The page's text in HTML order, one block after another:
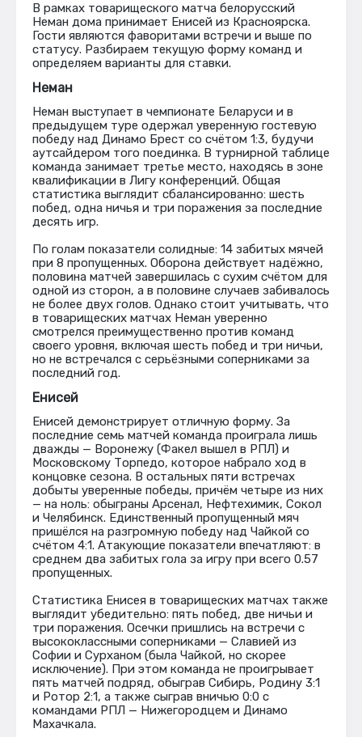
В рамках товарищеского матча белорусский
Неман дома принимает Енисей из Красноярска.
Гости являются фаворитами встречи и выше по
статусу. Разбираем текущую форму команд и
определяем варианты для ставки.
Неман
Неман выступает в чемпионате Беларуси и в
предыдущем туре одержал уверенную гостевую
победу над Динамо Брест со счётом 1:3, будучи
аутсайдером того поединка. В турнирной таблице
команда занимает третье место, находясь в зоне
квалификации в Лигу конференций. Общая
статистика выглядит сбалансированно: шесть
побед, одна ничья и три поражения за последние
десять игр.
По голам показатели солидные: 14 забитых мячей
при 8 пропущенных. Оборона действует надёжно,
половина матчей завершилась с сухим счётом для
одной из сторон, а в половине случаев забивалось
не более двух голов. Однако стоит учитывать, что
в товарищеских матчах Неман уверенно
смотрелся преимущественно против команд
своего уровня, включая шесть побед и три ничьи,
но не встречался с серьёзными соперниками за
последний год.
Енисей
Енисей демонстрирует отличную форму. За
последние семь матчей команда проиграла лишь
дважды — Воронежу (Факел вышел в РПЛ) и
Московскому Торпедо, которое набрало ход в
концовке сезона. В остальных пяти встречах
добыты уверенные победы, причём четыре из них
— на ноль: обыграны Арсенал, Нефтехимик, Сокол
и Челябинск. Единственный пропущенный мяч
пришёлся на разгромную победу над Чайкой со
счётом 4:1. Атакующие показатели впечатляют: в
среднем два забитых гола за игру при всего 0.57
пропущенных.
Статистика Енисея в товарищеских матчах также
выглядит убедительно: пять побед, две ничьи и
три поражения. Осечки пришлись на встречи с
высококлассными соперниками — Славией из
Софии и Сурханом (была Чайкой, но скоpее
исключение). При этом команда не проигрывает
пять матчей подряд, обыграв Сибирь, Родину 3:1
и Ротор 2:1, а также сыграв вничью 0:0 с
командами РПЛ — Нижегородцем и Динамо
Махачкала.